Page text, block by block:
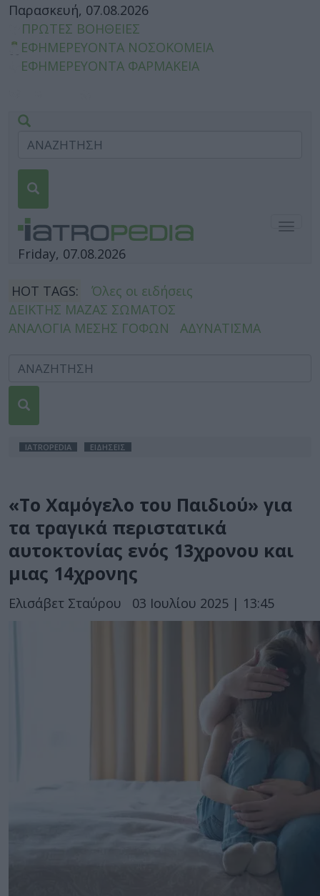
Παρασκευή, 07.08.2026
ΠΡΩΤΕΣ ΒΟΗΘΕΙΕΣ
ΕΦΗΜΕΡΕΥΟΝΤΑ ΝΟΣΟΚΟΜΕΙΑ
ΕΦΗΜΕΡΕΥΟΝΤΑ ΦΑΡΜΑΚΕΙΑ
Friday, 07.08.2026
HOT TAGS:
Όλες οι ειδήσεις
ΔΕΙΚΤΗΣ ΜΑΖΑΣ ΣΩΜΑΤΟΣ
ΑΝΑΛΟΓΙΑ ΜΕΣΗΣ ΓΟΦΩΝ
ΑΔΥΝΑΤΙΣΜΑ
IATROPEDIA ΕΙΔΗΣΕΙΣ
«Το Χαμόγελο του Παιδιού» για
τα τραγικά περιστατικά
αυτοκτονίας ενός 13χρονου και
μιας 14χρονης
Ελισάβετ Σταύρου 03 Ιουλίου 2025 | 13:45